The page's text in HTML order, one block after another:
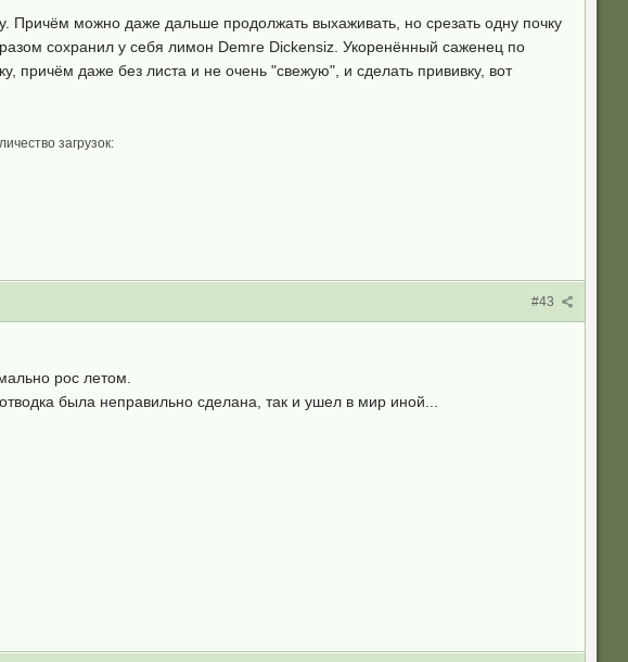
Причём можно даже дальше продолжать выхаживать, но срезать одну почку
сохранил у себя лимон Demre Dickensiz. Укоренённый саженец по
причём даже без листа и не очень "свежую", и сделать прививку, вот
загрузок:
#43
рос летом.
была неправильно сделана, так и ушел в мир иной...